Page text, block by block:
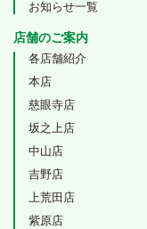
お知らせ一覧
店舗のご案内
各店舗紹介
本店
慈眼寺店
坂之上店
中山店
吉野店
上荒田店
紫原店